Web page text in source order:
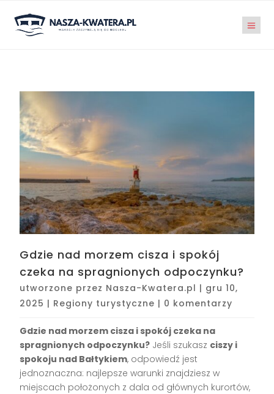
Gdzie nad morzem cisza i spokój
czeka na spragnionych odpoczynku?
utworzone przez Nasza-Kwatera.pl | gru 10,
2025 | Regiony turystyczne | 0 komentarzy
Gdzie nad morzem cisza i spokój czeka na
spragnionych odpoczynku? Jeśli szukasz ciszy i
spokoju nad Bałtykiem, odpowiedź jest
jednoznaczna: najlepsze warunki znajdziesz w
miejscach położonych z dala od głównych kurortów,